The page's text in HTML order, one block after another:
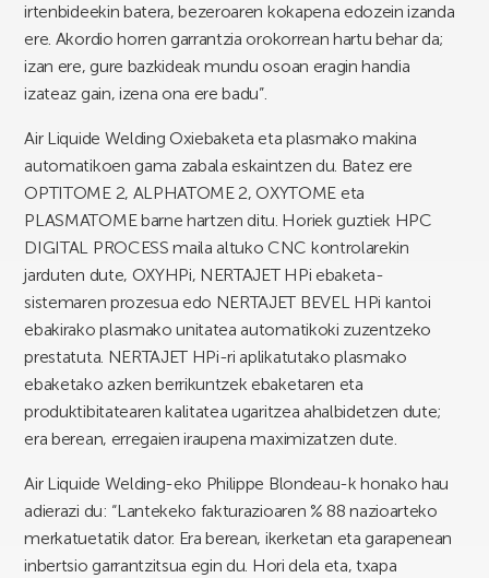
irtenbideekin batera, bezeroaren kokapena edozein izanda
ere. Akordio horren garrantzia orokorrean hartu behar da;
izan ere, gure bazkideak mundu osoan eragin handia
izateaz gain, izena ona ere badu”.
Air Liquide Welding Oxiebaketa eta plasmako makina
automatikoen gama zabala eskaintzen du. Batez ere
OPTITOME 2, ALPHATOME 2, OXYTOME eta
PLASMATOME barne hartzen ditu. Horiek guztiek HPC
DIGITAL PROCESS maila altuko CNC kontrolarekin
jarduten dute, OXYHPi, NERTAJET HPi ebaketa-
sistemaren prozesua edo NERTAJET BEVEL HPi kantoi
ebakirako plasmako unitatea automatikoki zuzentzeko
prestatuta. NERTAJET HPi-ri aplikatutako plasmako
ebaketako azken berrikuntzek ebaketaren eta
produktibitatearen kalitatea ugaritzea ahalbidetzen dute;
era berean, erregaien iraupena maximizatzen dute.
Air Liquide Welding-eko Philippe Blondeau-k honako hau
adierazi du: “Lantekeko fakturazioaren % 88 nazioarteko
merkatuetatik dator. Era berean, ikerketan eta garapenean
inbertsio garrantzitsua egin du. Hori dela eta, txapa